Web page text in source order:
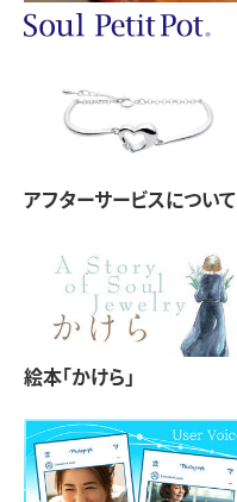
アフターサービスについて
絵本「かけら」